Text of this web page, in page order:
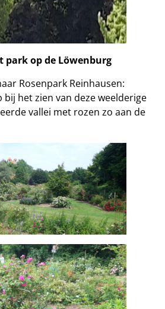
op de Löwenburg
Rosenpark Reinhausen:
het zien van deze weelderige
vallei met rozen zo aan de